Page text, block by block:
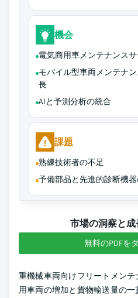
機会
電気商用車メンテナンス
モバイル型車両メンテナ
長
AIと予測分析の統合
課題
熟練技術者の不足
予備部品と先進的診断機
市場の洞察と
無料のPDFを
重機械車両向けフリートメン
用車両の増加と貨物輸送量の